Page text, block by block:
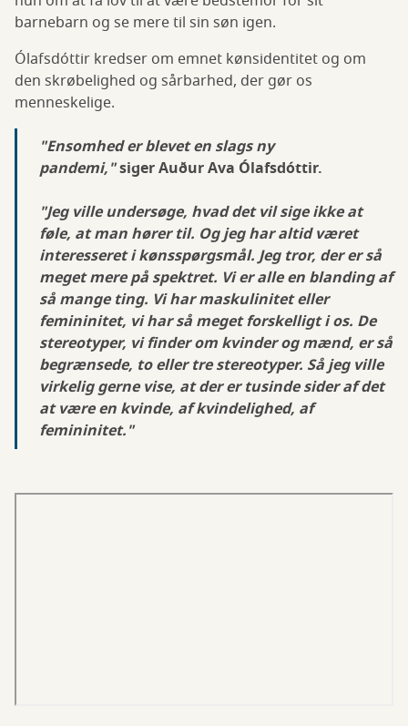
barnebarn og se mere til sin søn igen.
Ólafsdóttir kredser om emnet kønsidentitet og om
den skrøbelighed og sårbarhed, der gør os
menneskelige.
"Ensomhed er blevet en slags ny
pandemi,"siger Auður Ava Ólafsdóttir.
"Jeg ville undersøge, hvad det vil sige ikke at
føle, at man hører til. Og jeg har altid været
interesseret i kønsspørgsmål. Jeg tror, ​​der er så
meget mere på spektret. Vi er alle en blanding af
så mange ting. Vi har maskulinitet eller
femininitet, vi har så meget forskelligt i os. De
stereotyper, vi finder om kvinder og mænd, er så
begrænsede, to eller tre stereotyper. Så jeg ville
virkelig gerne vise, at der er tusinde sider af det
at være en kvinde, af kvindelighed, af
femininitet."